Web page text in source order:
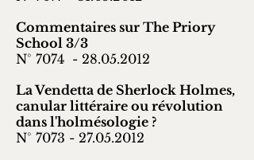
Commentaires sur The Priory
School 3/3
N° 7074 - 28.05.2012
La Vendetta de Sherlock Holmes,
canular littéraire ou révolution
dans l'holmésologie ?
N° 7073 - 27.05.2012